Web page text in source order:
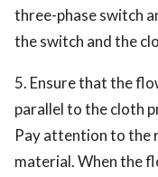
three-phase switch
the switch and the
5. Ensure that the
parallel to the cloth
Pay attention to the
material. When the